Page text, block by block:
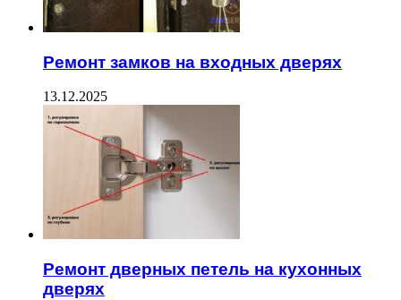
Ремонт замков на входных дверях
13.12.2025
Ремонт дверных петель на кухонных
дверях